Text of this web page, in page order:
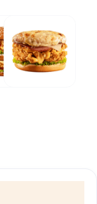
ساندوتشات
فريسك 🍔